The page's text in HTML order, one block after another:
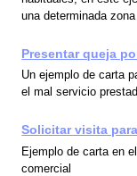
una determinada zona
Presentar queja
Un ejemplo de carta
el mal servicio
Solicitar visita
Ejemplo de carta en
comercial